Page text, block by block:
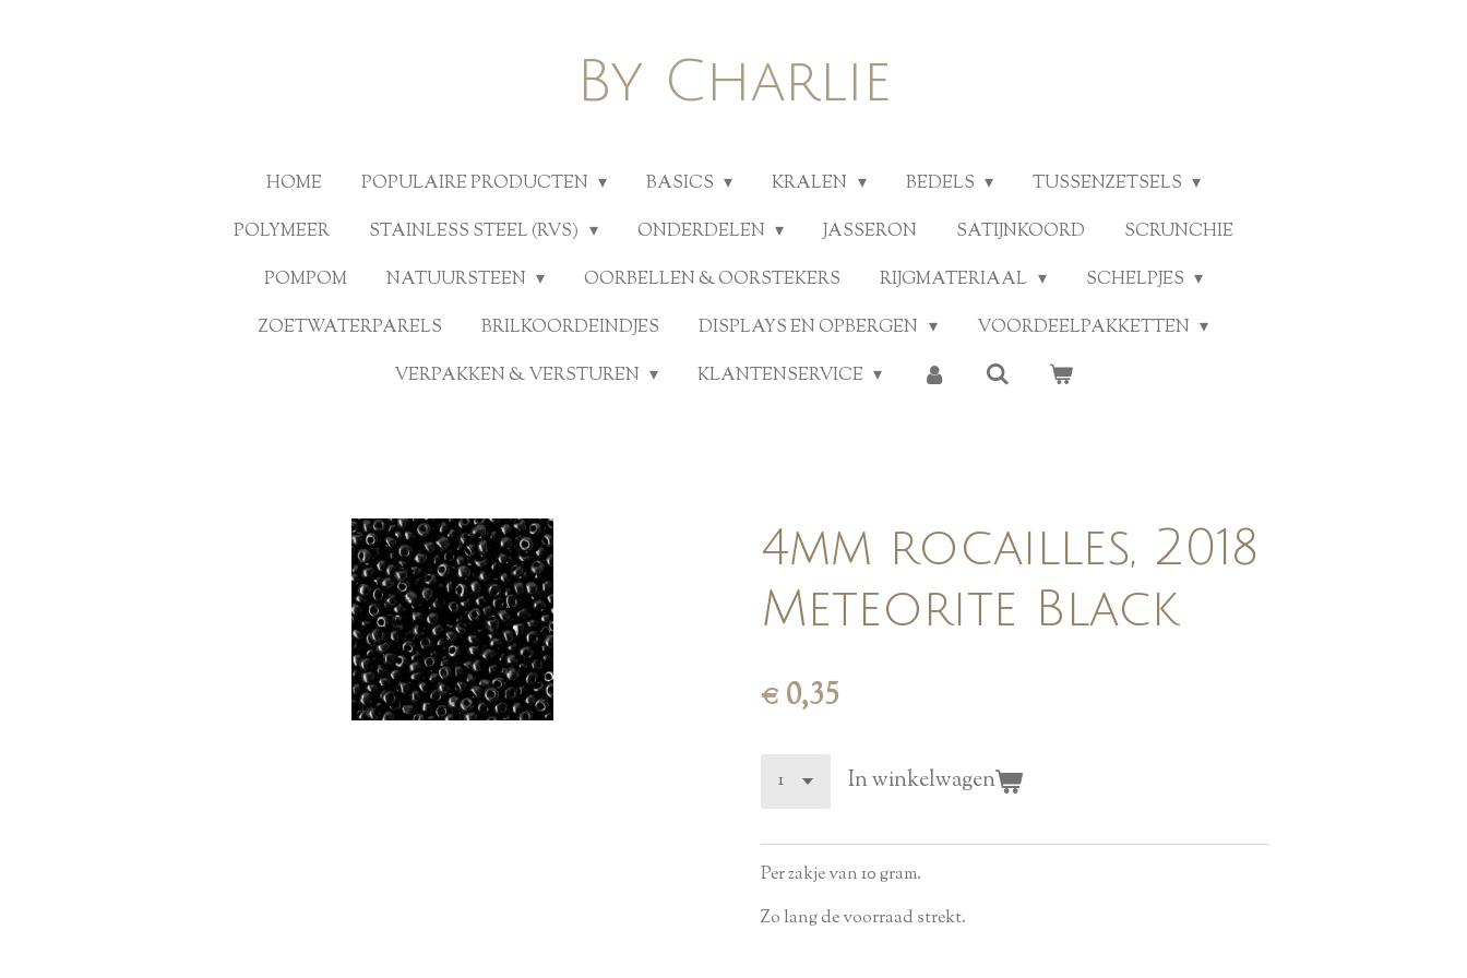
By Charlie
HOME POPULAIRE PRODUCTEN BASICS KRALEN BEDELS
TUSSENZETSELS
POLYMEER
STAINLESS STEEL (RVS) ONDERDELEN JASSERON SATIJNKOORD
SCRUNCHIE
POMPOM
NATUURSTEEN OORBELLEN & OORSTEKERS RIJGMATERIAAL
SCHELPJES
ZOETWATERPARELS
BRILKOORDEINDJES DISPLAYS EN OPBERGEN
VOORDEELPAKKETTEN
VERPAKKEN & VERSTUREN
KLANTENSERVICE
4mm rocailles, 2018
Meteorite Black
€ 0,35
In winkelwagen
Per zakje van 10 gram.
Zo lang de voorraad strekt.